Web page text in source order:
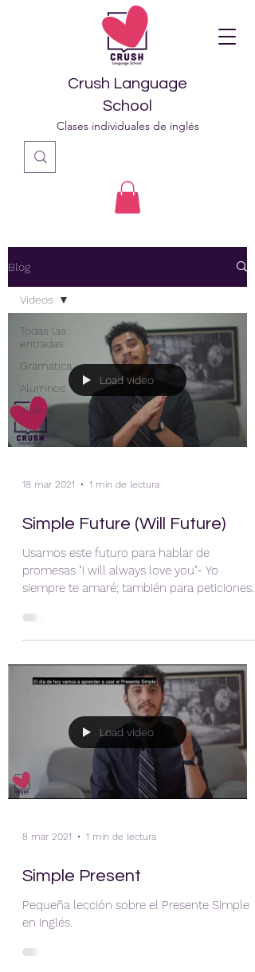
Crush Language
School
Clases individuales de inglés
Blog
Todas las
entradas
Gramática
Alumnos
Videos
Noticias
Videos
Load video
18 mar 2021 1 min de lectura
Simple Future (Will Future)
Usamos este futuro para hablar de
promesas "I will always love you"- Yo
siempre te amaré; también para peticiones y
Load video
8 mar 2021 1 min de lectura
Simple Present
Pequeña lección sobre el Presente Simple
en Inglés.